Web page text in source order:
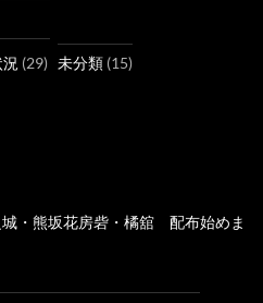
(29) 未分類 (15)
・熊坂花房砦・橘舘 配布始めま